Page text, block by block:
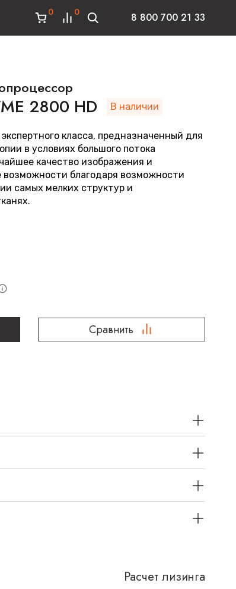
0 0 8 800 700 21 33
2800 HD В наличии
класса, предназначенный для
в условиях большого потока
качество изображения и
благодаря возможности
самых мелких структур и
Сравнить
Расчет лизинга